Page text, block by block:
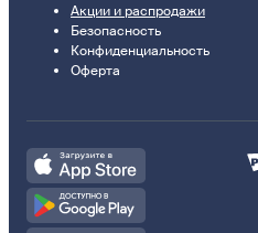
Акции и распродажи
Безопасность
Конфиденциальность
Оферта